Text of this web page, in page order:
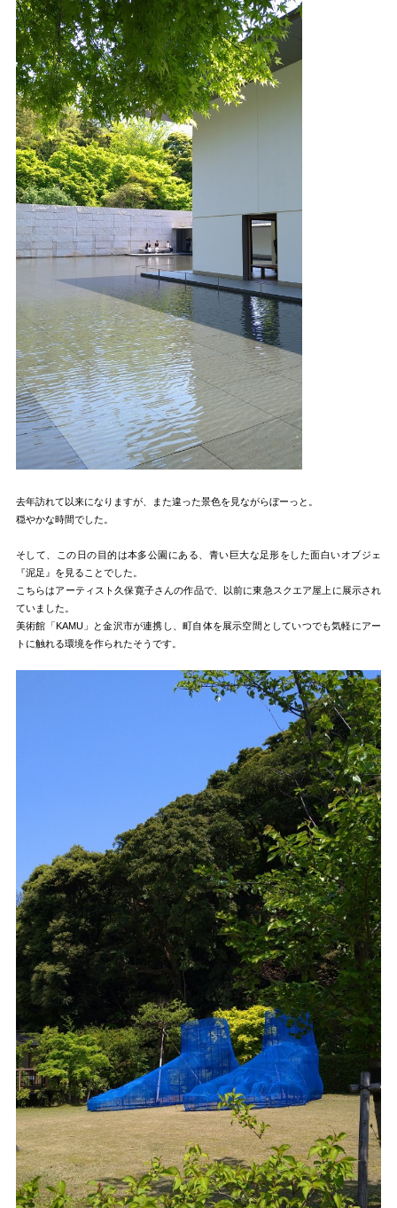
去年訪れて以来になりますが、また違った景色を見ながらぼーっと。
穏やかな時間でした。
そして、この日の目的は本多公園にある、青い巨大な足形をした面白いオブジェ
『泥足』を見ることでした。
こちらはアーティスト久保寛子さんの作品で、以前に東急スクエア屋上に展示され
ていました。
美術館「KAMU」と金沢市が連携し、町自体を展示空間としていつでも気軽にアー
トに触れる環境を作られたそうです。